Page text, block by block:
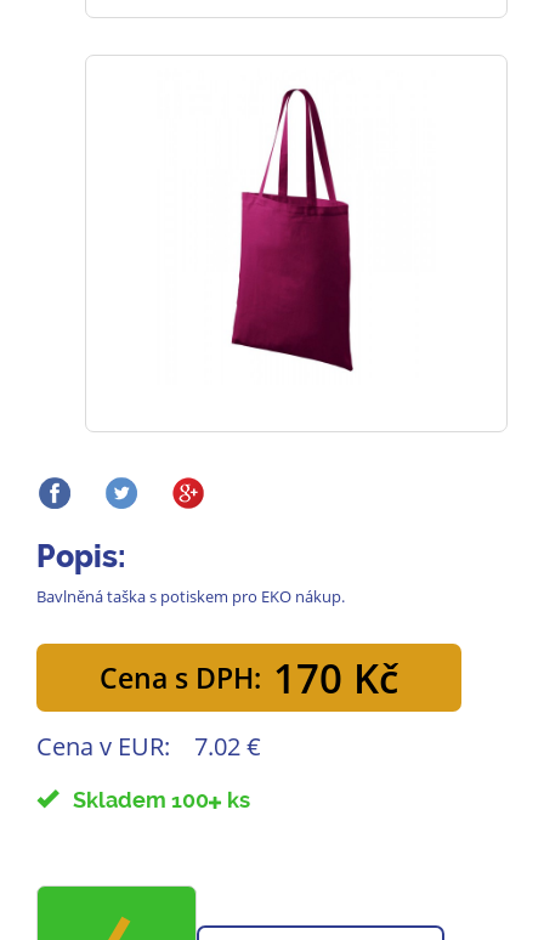
Popis:
Bavlněná taška s potiskem pro EKO nákup.
Cena s DPH: 170 Kč
Cena v EUR: 7.02 €
Skladem 100 ks